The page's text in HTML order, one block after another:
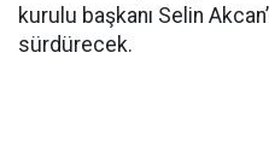
kurulu başkanı Selin
sürdürecek.